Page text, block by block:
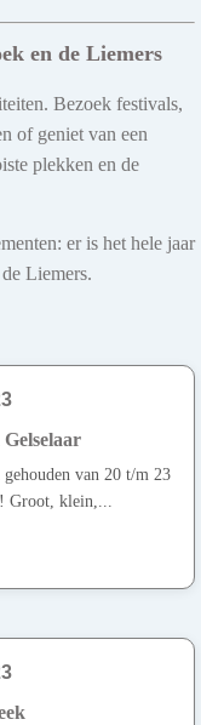
en de Liemers
Bezoek festivals,
of geniet van een
plekken en de
er is het hele jaar
Liemers.
van 20 t/m 23
Groot, klein,...